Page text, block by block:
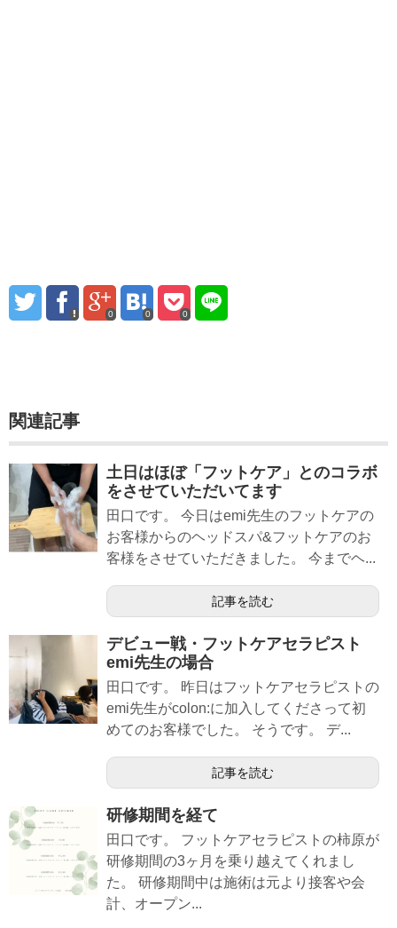
0 0 0
関連記事
土日はほぼ「フットケア」とのコラボ
をさせていただいてます
田口です。 今日はemi先生のフットケアの
お客様からのヘッドスパ&フットケアのお
客様をさせていただきました。 今までヘ...
記事を読む
デビュー戦・フットケアセラピスト
emi先生の場合
田口です。 昨日はフットケアセラピストの
emi先生がcolon:に加入してくださって初
めてのお客様でした。 そうです。 デ...
記事を読む
研修期間を経て
田口です。 フットケアセラピストの柿原が
研修期間の3ヶ月を乗り越えてくれまし
た。 研修期間中は施術は元より接客や会
計、オープン...